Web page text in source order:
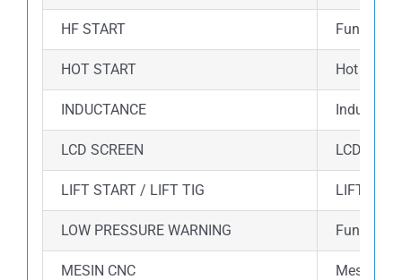
HF START Fungsi
HOT START Hot start
INDUCTANCE
LCD SCREEN LCD
LIFT START / LIFT TIG LIFT
LOW PRESSURE WARNING Fungsi
MESIN CNC Mesin ini